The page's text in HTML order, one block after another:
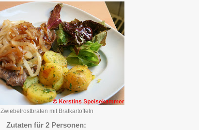
Zwiebelrostbraten mit Bratkartoffeln
Zutaten für 2 Personen: